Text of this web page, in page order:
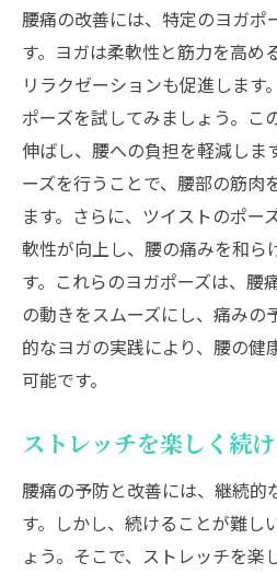
腰痛の改善には、特定のヨガポ
す。ヨガは柔軟性と筋力を高め
リラクゼーションも促進します
ポーズを試してみましょう。こ
伸ばし、腰への負担を軽減しま
ーズを行うことで、腰部の筋肉
ます。さらに、ツイストのポー
軟性が向上し、腰の痛みを和ら
す。これらのヨガポーズは、腰
の動きをスムーズにし、痛みの
的なヨガの実践により、腰の健
可能です。
ストレッチを楽しく続
腰痛の予防と改善には、継続的
す。しかし、続けることが難し
ょう。そこで、ストレッチを楽